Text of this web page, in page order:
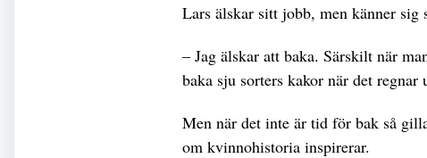
Lars älskar sitt jobb, men känner sig
– Jag älskar att baka. Särskilt när
baka sju sorters kakor när det regnar
Men när det inte är tid för bak så
om kvinnohistoria inspirerar.